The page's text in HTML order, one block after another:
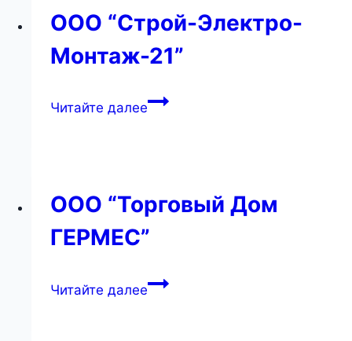
ООО “Строй-Электро-
Монтаж-21”
Читайте далееООО
ООО “Торговый Дом
ГЕРМЕС”
Читайте далееООО